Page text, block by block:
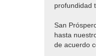
profundidad
San
hasta
de acuerdo